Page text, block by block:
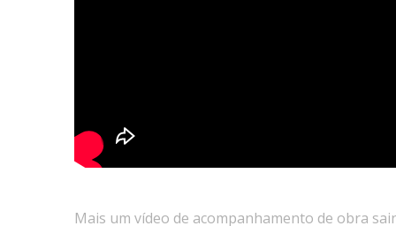
Mais um vídeo de acompanhamento de obra